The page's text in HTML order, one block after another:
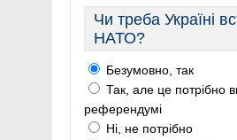
Чи треба Україні
НАТО?
Безумовно, так
Так, але це потрібно
референдумі
Ні, не потрібно